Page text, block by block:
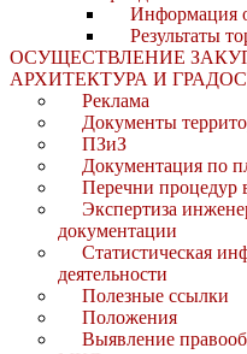
Информация
Результаты
ОСУЩЕСТВЛЕНИЕ
АРХИТЕКТУРА И
Реклама
Документы
ПЗиЗ
Документация по
Перечни процедур
Экспертиза
документации
Статистическая
деятельности
Полезные ссылки
Положения
Выявление